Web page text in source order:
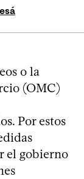
o la
(OMC)
Por estos
el gobierno